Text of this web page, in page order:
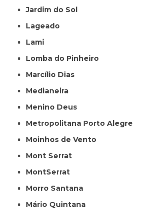
Jardim do Sol
Lageado
Lami
Lomba do Pinheiro
Marcílio Dias
Medianeira
Menino Deus
Metropolitana Porto Alegre
Moinhos de Vento
Mont Serrat
MontSerrat
Morro Santana
Mário Quintana